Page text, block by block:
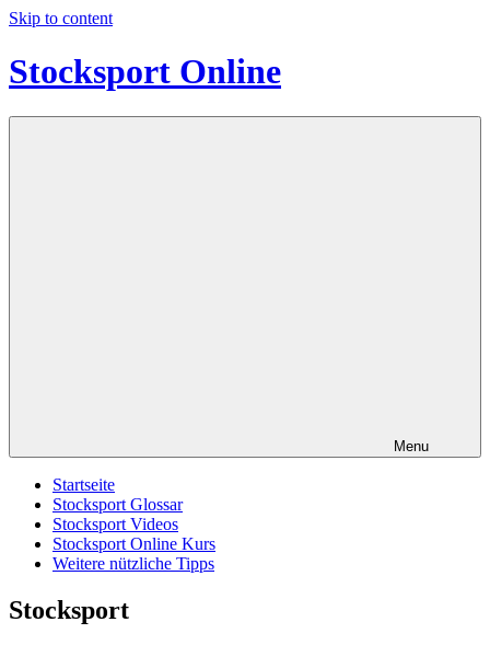
Skip to content
Stocksport Online
Menu
Startseite
Stocksport Glossar
Stocksport Videos
Stocksport Online Kurs
Weitere nützliche Tipps
Stocksport